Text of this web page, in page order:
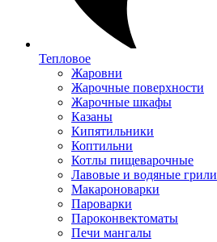
Тепловое
Жаровни
Жарочные поверхности
Жарочные шкафы
Казаны
Кипятильники
Коптильни
Котлы пищеварочные
Лавовые и водяные грили
Макароноварки
Пароварки
Пароконвектоматы
Печи мангалы